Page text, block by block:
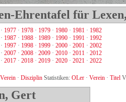
Ehrentafel für
· 1977 · 1978 · 1979 · 1980 · 1981 · 1982
· 1987 · 1988 · 1989 · 1990 · 1991 · 1992
· 1997 · 1998 · 1999 · 2000 · 2001 · 2002
· 2007 · 2008 · 2009 · 2010 · 2011 · 2012
· 2017 · 2018 · 2019 · 2020 · 2021 · 2022
Verein · Disziplin Statistiken: OLer · Verein · Titel
Gert